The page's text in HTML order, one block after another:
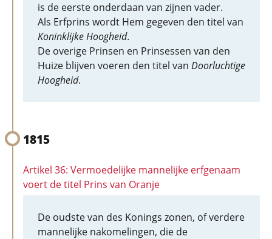
is de eerste onderdaan van zijnen vader.
Als Erfprins wordt Hem gegeven den titel van
Koninklijke Hoogheid.
De overige Prinsen en Prinsessen van den
Huize blijven voeren den titel van Doorluchtige
Hoogheid.
1815
Artikel 36: Vermoedelijke mannelijke erfgenaam
voert de titel Prins van Oranje
De oudste van des Konings zonen, of verdere
mannelijke nakomelingen, die de